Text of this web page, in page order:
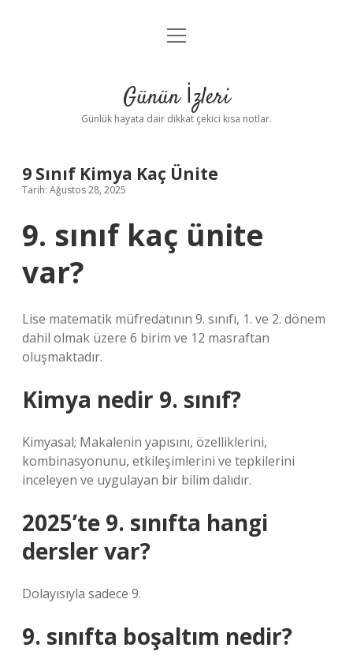
Anasayfa
Yasal Uyarı
menüyü
Günün İzleri
Günlük hayata dair dikkat çekici kısa notlar.
9 Sınıf Kimya Kaç Ünite
Tarih: Ağustos 28, 2025
9. sınıf kaç ünite
var?
Lise matematik müfredatının 9. sınıfı, 1. ve 2. dönem
dahil olmak üzere 6 birim ve 12 masraftan
oluşmaktadır.
Kimya nedir 9. sınıf?
Kimyasal; Makalenin yapısını, özelliklerini,
kombinasyonunu, etkileşimlerini ve tepkilerini
inceleyen ve uygulayan bir bilim dalıdır.
2025’te 9. sınıfta hangi
dersler var?
Dolayısıyla sadece 9.
9. sınıfta boşaltım nedir?